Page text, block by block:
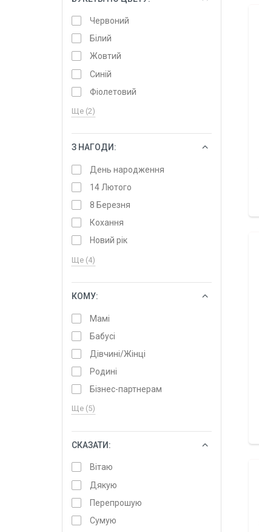
Червоний
Білий
Жовтий
Синій
Фіолетовий
Ще (2)
З НАГОДИ:
День народження
14 Лютого
8 Березня
Кохання
Новий рік
Ще (4)
КОМУ:
Мамі
Бабусі
Дівчині/Жінці
Родині
Бізнес-партнерам
Ще (5)
СКАЗАТИ:
Вітаю
Дякую
Перепрошую
Сумую